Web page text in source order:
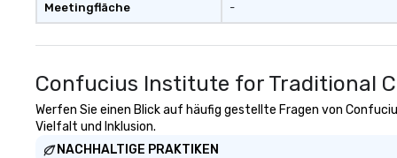
Meetingfläche -
Confucius Institute for Traditional
Werfen Sie einen Blick auf häufig gestellte Fragen von
Vielfalt und Inklusion.
NACHHALTIGE PRAKTIKEN